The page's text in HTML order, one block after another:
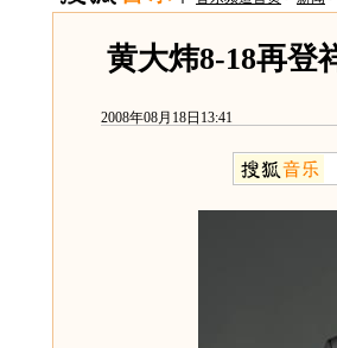
黄大炜8-18再登
2008年08月18日13:41